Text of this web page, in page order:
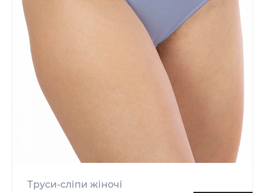
Труси-сліпи жіночі